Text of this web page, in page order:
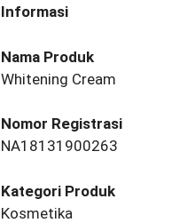
Informasi
Nama Produk
Whitening Cream
Nomor Registrasi
NA18131900263
Kategori Produk
Kosmetika